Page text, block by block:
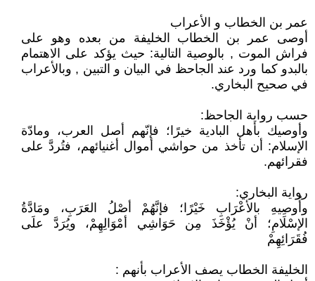
عمر بن الخطاب و الأعراب
أوصى عمر بن الخطاب الخليفة من بعده وهو على
فراش الموت , بالوصية التالية: حيث يؤكد على الاهتمام
بالبدو كما ورد عند الجاحظ في البيان و التبين , وبالأعراب
في صحيح البخاري.
حسب رواية الجاحظ:
وأوصيك بأهل البادية خيرًا؛ فإنّهم أصل العرب، ومادّة
الإسلام: أن تأخذ من حواشي أموال أغنيائهم، فتُردَّ على
فقرائهم.
رواية البخاري:
وأُوصِيهِ بالأعْرَابِ خَيْرًا؛ فإنَّهُمْ أصْلُ العَرَبِ، ومَادَّةُ
الإسْلَامِ؛ أنْ يُؤْخَذَ مِن حَوَاشِي أمْوَالِهِمْ، ويُرَدَّ علَى
فُقَرَائِهِمْ
الخليفة الخطاب يصف الأعراب بأنهم :